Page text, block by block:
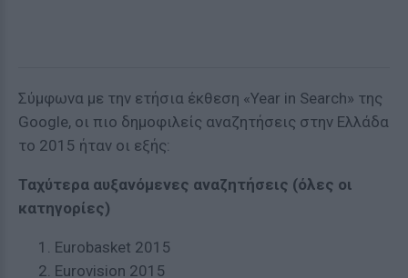
Σύμφωνα με την ετήσια έκθεση «Year in Search» της
Google, οι πιο δημοφιλείς αναζητήσεις στην Ελλάδα
το 2015 ήταν οι εξής:
Ταχύτερα αυξανόμενες αναζητήσεις (όλες οι
κατηγορίες)
Eurobasket 2015
Eurovision 2015